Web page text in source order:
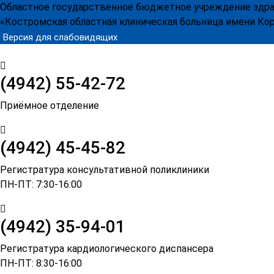
Областное государственное бюджетное учреждение
«Костромская областная клиническая больница имени
Версия для слабовидящих
(4942) 55-42-72
Приёмное отделение
(4942) 45-45-82
Регистратура консультативной поликлиники
ПН-ПТ: 7:30-16:00
(4942) 35-94-01
Регистратура кардиологического диспансера
ПН-ПТ: 8:30-16:00